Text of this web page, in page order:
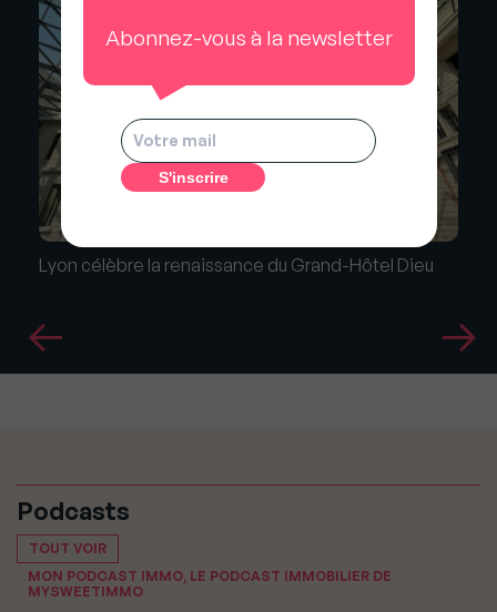
Lyon célèbre la renaissance du Grand-Hôtel Dieu
Podcasts
TOUT VOIR
MON PODCAST IMMO, LE PODCAST IMMOBILIER DE
MYSWEETIMMO
Abonnez-vous à la newsletter